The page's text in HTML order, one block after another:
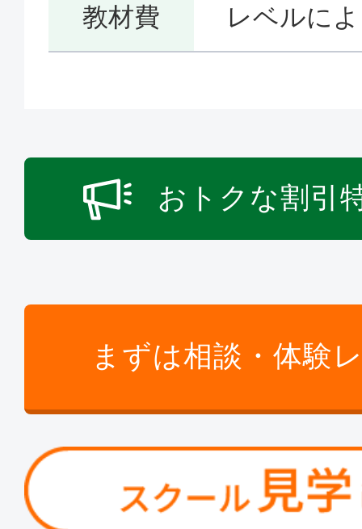
教材費 レベルに
おトクな割引
まずは相談・体験